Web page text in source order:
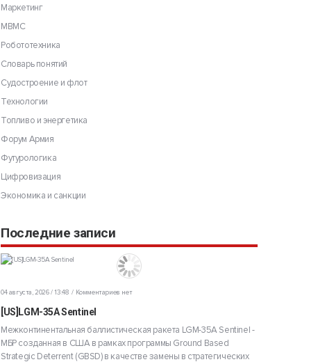
Маркетинг
МВМС
Робототехника
Словарь понятий
Судостроение и флот
Технологии
Топливо и энергетика
Форум Армия
Футурологика
Цифровизация
Экономика и санкции
Последние записи
04 августа, 2026 / 13:48 Комментариев нет
[US]LGM-35A Sentinel
Межконтинентальная баллистическая ракета LGM-35A Sentinel -
МБР созданная в США в рамках программы Ground Based
Strategic Deterrent (GBSD) в качестве замены в стратегических